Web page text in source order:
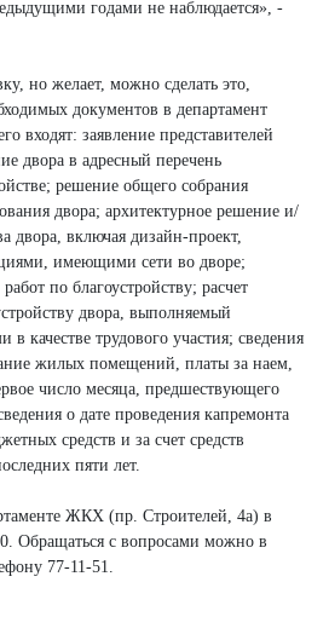
годами не наблюдается», -
но желает, можно сделать это,
документов в департамент
заявление представителей
двора в адресный перечень
решение общего собрания
двора; архитектурное решение и/
двора, включая дизайн-проект,
имеющими сети во дворе;
по благоустройству; расчет
двора, выполняемый
качестве трудового участия; сведения
жилых помещений, платы за наем,
число месяца, предшествующего
о дате проведения капремонта
средств и за счет средств
пяти лет.
ЖКХ (пр. Строителей, 4а) в
Обращаться с вопросами можно в
77-11-51.